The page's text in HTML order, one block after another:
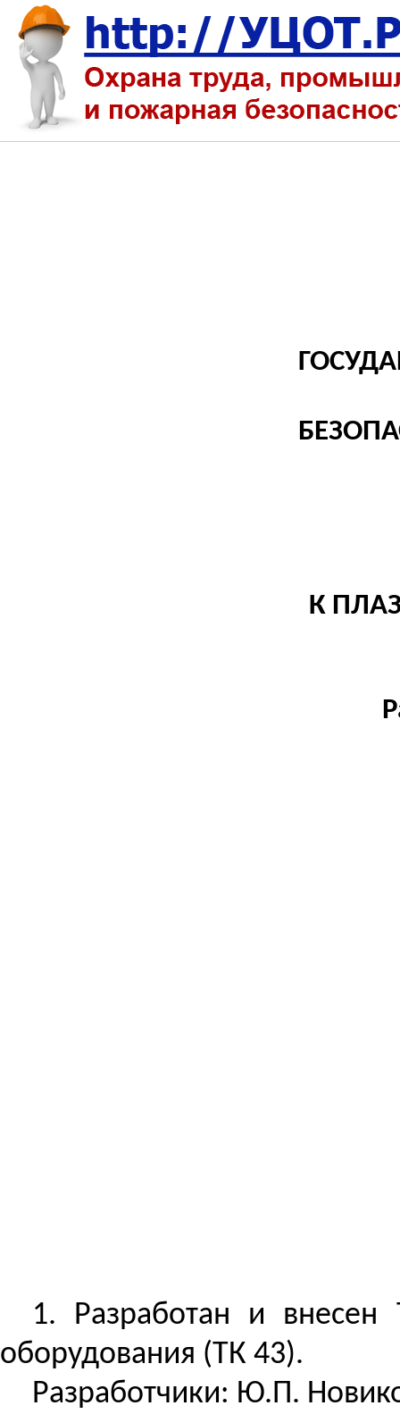
К
1. Разработан и внесен
оборудования (ТК 43).
Разработчики: Ю.П.